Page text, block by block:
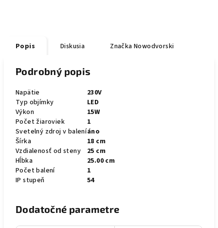
Popis Diskusia Značka Nowodvorski
Podrobný popis
Napätie
230V
Typ objímky
LED
Výkon
15W
Počet žiaroviek
1
Svetelný zdroj v baleníáno
Šírka
18 cm
Vzdialenosť od steny
25 cm
Hĺbka
25.00 cm
Počet balení
1
IP stupeň
54
Dodatočné parametre